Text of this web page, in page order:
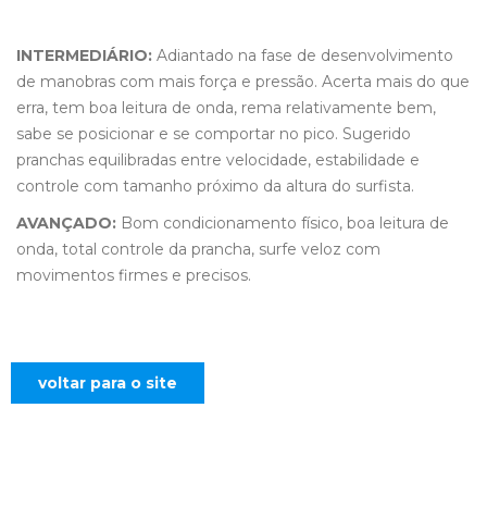
INTERMEDIÁRIO: Adiantado na fase de desenvolvimento
de manobras com mais força e pressão. Acerta mais do que
erra, tem boa leitura de onda, rema relativamente bem,
sabe se posicionar e se comportar no pico. Sugerido
pranchas equilibradas entre velocidade, estabilidade e
controle com tamanho próximo da altura do surfista.
AVANÇADO: Bom condicionamento físico, boa leitura de
onda, total controle da prancha, surfe veloz com
movimentos firmes e precisos.
voltar para o site